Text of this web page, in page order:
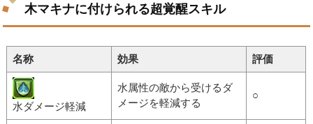
木マキナに付けられる超覚醒スキル
名称 効果 評価
水ダメージ軽減
水属性の敵から受けるダ
メージを軽減する
○